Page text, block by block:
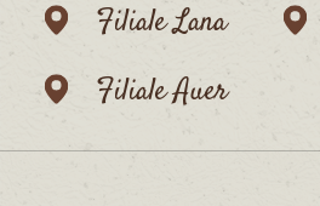
Filiale Lana
Filiale Auer